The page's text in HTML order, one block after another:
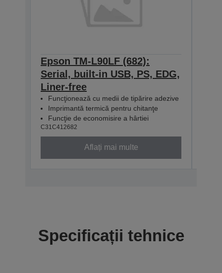
Epson TM-L90LF (682):
Serial, built-in USB, PS, EDG,
Liner-free
Funcţionează cu medii de tipărire adezive
Imprimantă termică pentru chitanţe
Funcţie de economisire a hârtiei
C31C412682
Aflați mai multe
Specificații tehnice